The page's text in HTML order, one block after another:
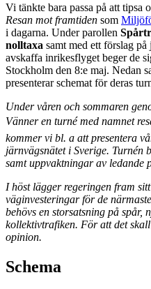
Vi tänkte bara passa på att tipsa
Resan mot framtiden som
i dagarna. Under parollen
nolltaxa samt med ett förslag
avskaffa inrikesflyget beger de
Stockholm den 8:e maj. Nedan
presenterar schemat för deras
Under våren och sommaren
Vänner en turné med namnet
kommer vi bl. a att presentera
järnvägsnätet i Sverige. Turnén
samt uppvaktningar av ledande
I höst lägger regeringen fram
väginvesteringar för de
behövs en storsatsning på spår,
kollektivtrafiken. För att det
opinion.
Schema